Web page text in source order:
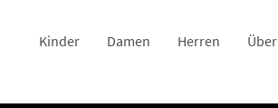
Kinder Damen Herren